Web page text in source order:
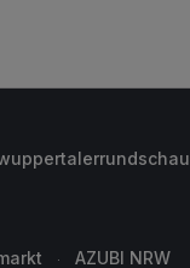
AZUBI NRW